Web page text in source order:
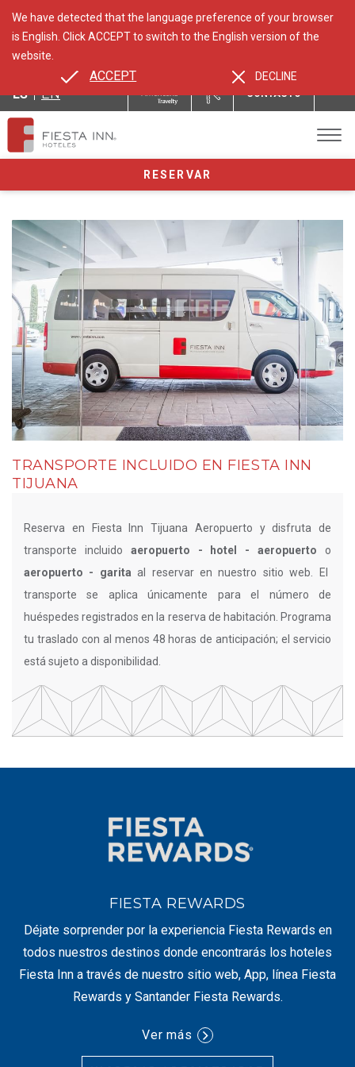
ES EN CONTACTO
RESERVAR
We have detected that the language preference of your browser
is English. Click ACCEPT to switch to the English version of the
website.
ACCEPT DECLINE
TRANSPORTE INCLUIDO EN FIESTA INN
TIJUANA
Reserva en Fiesta Inn Tijuana Aeropuerto y disfruta de
transporte incluido aeropuerto - hotel - aeropuerto o
aeropuerto - garita al reservar en nuestro sitio web. El
transporte se aplica únicamente para el número de
huéspedes registrados en la reserva de habitación. Programa
tu traslado con al menos 48 horas de anticipación; el servicio
está sujeto a disponibilidad.
FIESTA REWARDS
Déjate sorprender por la experiencia Fiesta Rewards en
todos nuestros destinos donde encontrarás los hoteles
Fiesta Inn a través de nuestro sitio web, App, línea Fiesta
Rewards y Santander Fiesta Rewards.
Ver más